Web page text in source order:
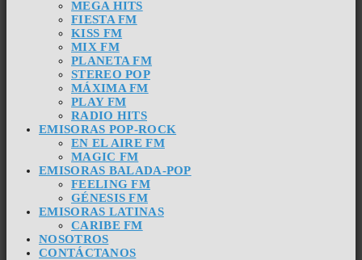
MEGA HITS
FIESTA FM
KISS FM
MIX FM
PLANETA FM
STEREO POP
MÁXIMA FM
PLAY FM
RADIO HITS
EMISORAS POP-ROCK
EN EL AIRE FM
MAGIC FM
EMISORAS BALADA-POP
FEELING FM
GÉNESIS FM
EMISORAS LATINAS
CARIBE FM
NOSOTROS
CONTÁCTANOS